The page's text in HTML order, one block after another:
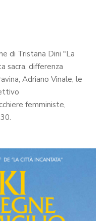
di Tristana Dini "La
sacra, differenza
Adriano Vinale, le
femministe,